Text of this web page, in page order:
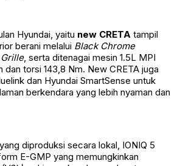
Hyundai, yaitu new CRETA tampil
berani melalui Black Chrome
, serta ditenagai mesin 1.5L MPI
dan torsi 143,8 Nm. New CRETA juga
dan Hyundai SmartSense untuk
berkendara yang lebih nyaman dan
diproduksi secara lokal, IONIQ 5
E-GMP yang memungkinkan